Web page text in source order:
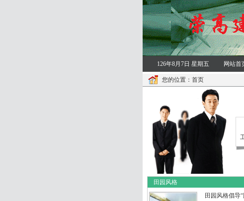
126年8月7日 星期五 网站首
您的位置： 首页
田园风格
田园风格倡导“